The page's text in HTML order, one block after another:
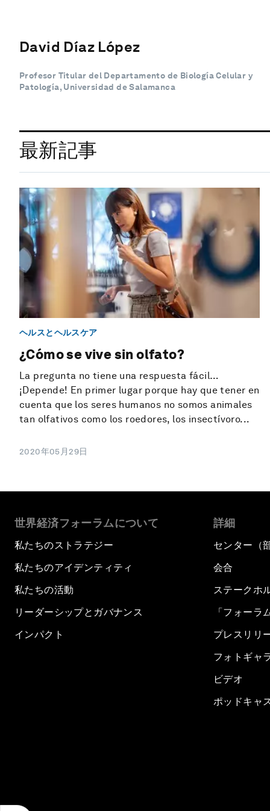
David Díaz López
Profesor Titular del Departamento de Biología Celular y
Patología, Universidad de Salamanca
最新記事
ヘルスとヘルスケア
¿Cómo se vive sin olfato?
La pregunta no tiene una respuesta fácil…
¡Depende! En primer lugar porque hay que tener en
cuenta que los seres humanos no somos animales
tan olfativos como los roedores, los insectívoro...
2020年05月29日
世界経済フォーラムについて
私たちのストラテジー
私たちのアイデンティティ
私たちの活動
リーダーシップとガバナンス
インパクト
詳細
センター（
会合
ステークホ
「フォーラ
プレスリリ
フォトギャ
ビデオ
ポッドキャ